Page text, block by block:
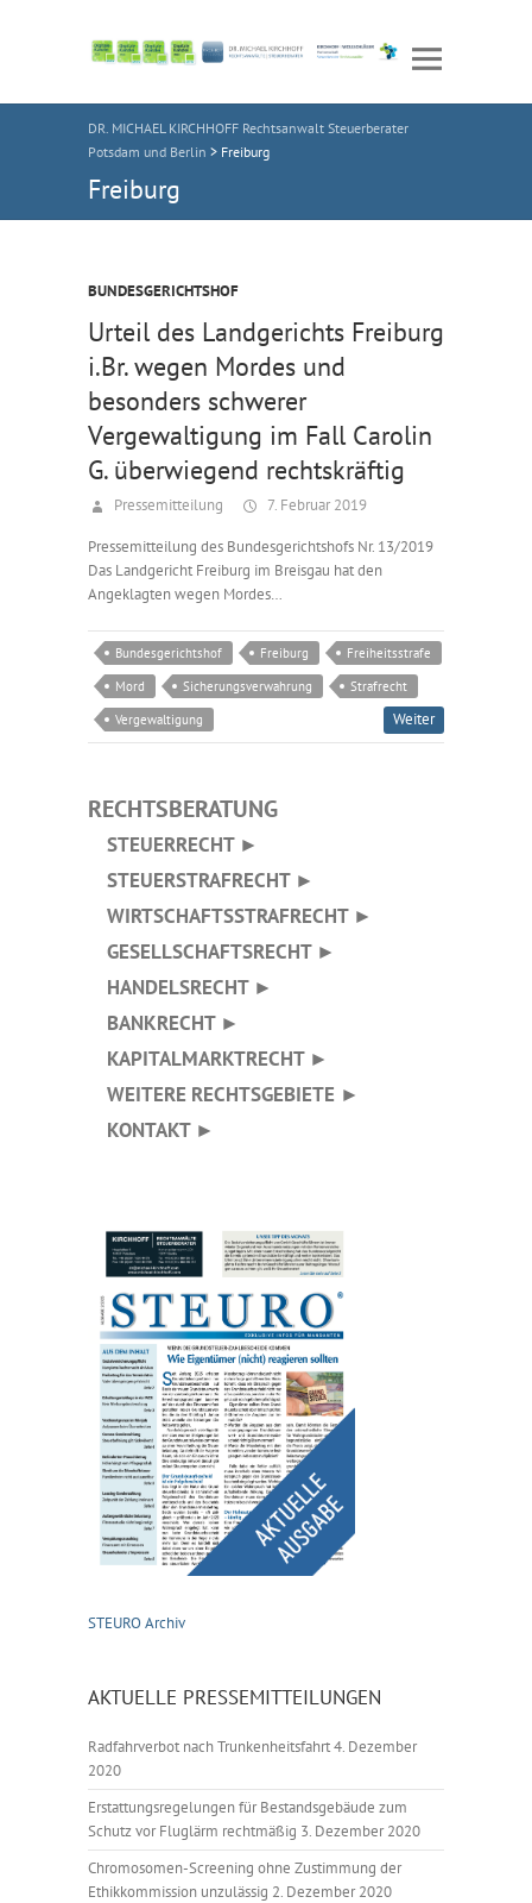
DR. MICHAEL KIRCHHOFF Rechtsanwalt Steuerberater
Potsdam und Berlin > Freiburg
Freiburg
BUNDESGERICHTSHOF
Urteil des Landgerichts Freiburg
i.Br. wegen Mordes und
besonders schwerer
Vergewaltigung im Fall Carolin
G. überwiegend rechtskräftig
Pressemitteilung 7. Februar 2019
Pressemitteilung des Bundesgerichtshofs Nr. 13/2019
Das Landgericht Freiburg im Breisgau hat den
Angeklagten wegen Mordes…
Bundesgerichtshof Freiburg
Freiheitsstrafe
Mord
Sicherungsverwahrung
Strafrecht
Vergewaltigung
Weiter
RECHTSBERATUNG
STEUERRECHT ►
STEUERSTRAFRECHT ►
WIRTSCHAFTSSTRAFRECHT ►
GESELLSCHAFTSRECHT ►
HANDELSRECHT ►
BANKRECHT ►
KAPITALMARKTRECHT ►
WEITERE RECHTSGEBIETE ►
KONTAKT ►
STEURO Archiv
AKTUELLE PRESSEMITTEILUNGEN
Radfahrverbot nach Trunkenheitsfahrt4. Dezember
2020
Erstattungsregelungen für Bestandsgebäude zum
Schutz vor Fluglärm rechtmäßig 3. Dezember 2020
Chromosomen-Screening ohne Zustimmung der
Ethikkommission unzulässig 2. Dezember 2020